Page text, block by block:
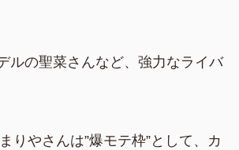
ルの聖菜さんなど、強力なライバ
りやさんは”爆モテ枠”として、カ